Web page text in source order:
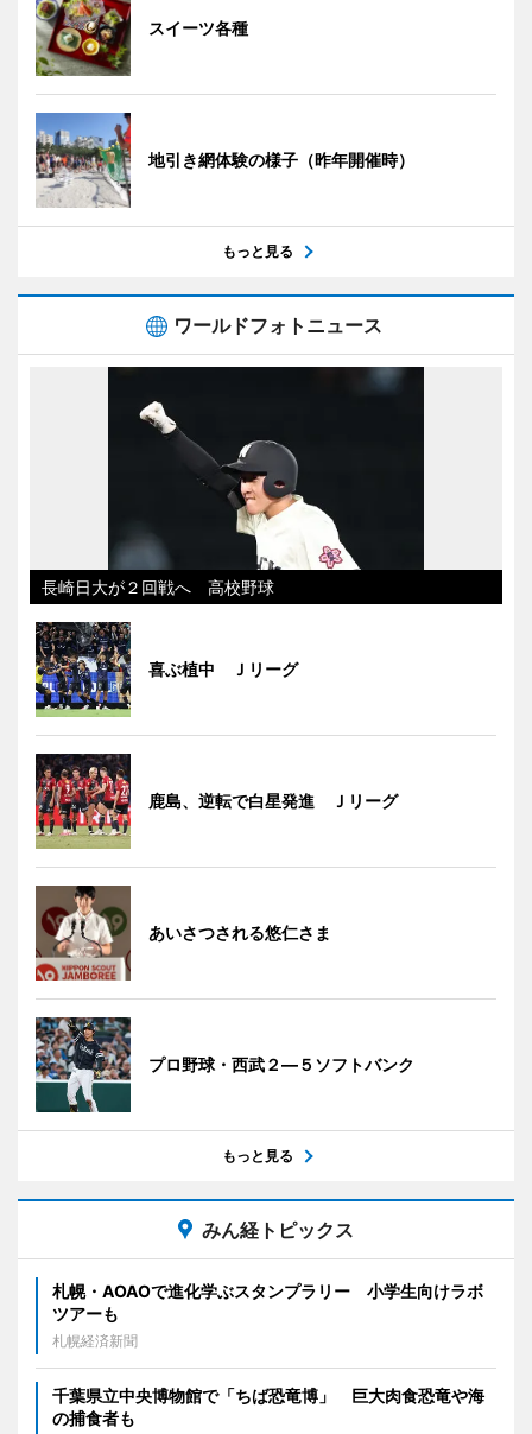
スイーツ各種
地引き網体験の様子（昨年開催時）
もっと見る
ワールドフォトニュース
長崎日大が２回戦へ 高校野球
喜ぶ植中 Ｊリーグ
鹿島、逆転で白星発進 Ｊリーグ
あいさつされる悠仁さま
プロ野球・西武２―５ソフトバンク
もっと見る
みん経トピックス
札幌・AOAOで進化学ぶスタンプラリー 小学生向けラボ
ツアーも
札幌経済新聞
千葉県立中央博物館で「ちば恐竜博」 巨大肉食恐竜や海
の捕食者も